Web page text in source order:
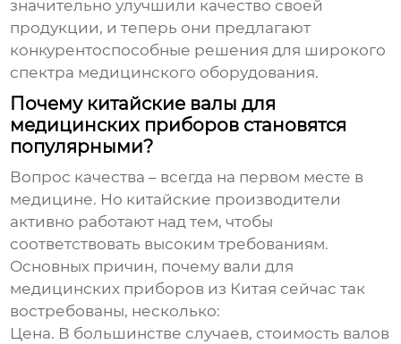
значительно улучшили качество своей
продукции, и теперь они предлагают
конкурентоспособные решения для широкого
спектра медицинского оборудования.
Почему китайские валы для
медицинских приборов становятся
популярными?
Вопрос качества – всегда на первом месте в
медицине. Но китайские производители
активно работают над тем, чтобы
соответствовать высоким требованиям.
Основных причин, почему вали для
медицинских приборов из Китая сейчас так
востребованы, несколько:
Цена. В большинстве случаев, стоимость валов